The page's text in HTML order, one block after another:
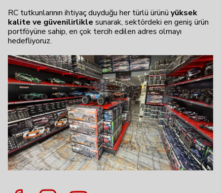
RC tutkunlarının ihtiyaç duyduğu her türlü ürünü yüksek
kalite ve güvenilirlikle sunarak, sektördeki en geniş ürün
portföyüne sahip, en çok tercih edilen adres olmayı
hedefliyoruz.